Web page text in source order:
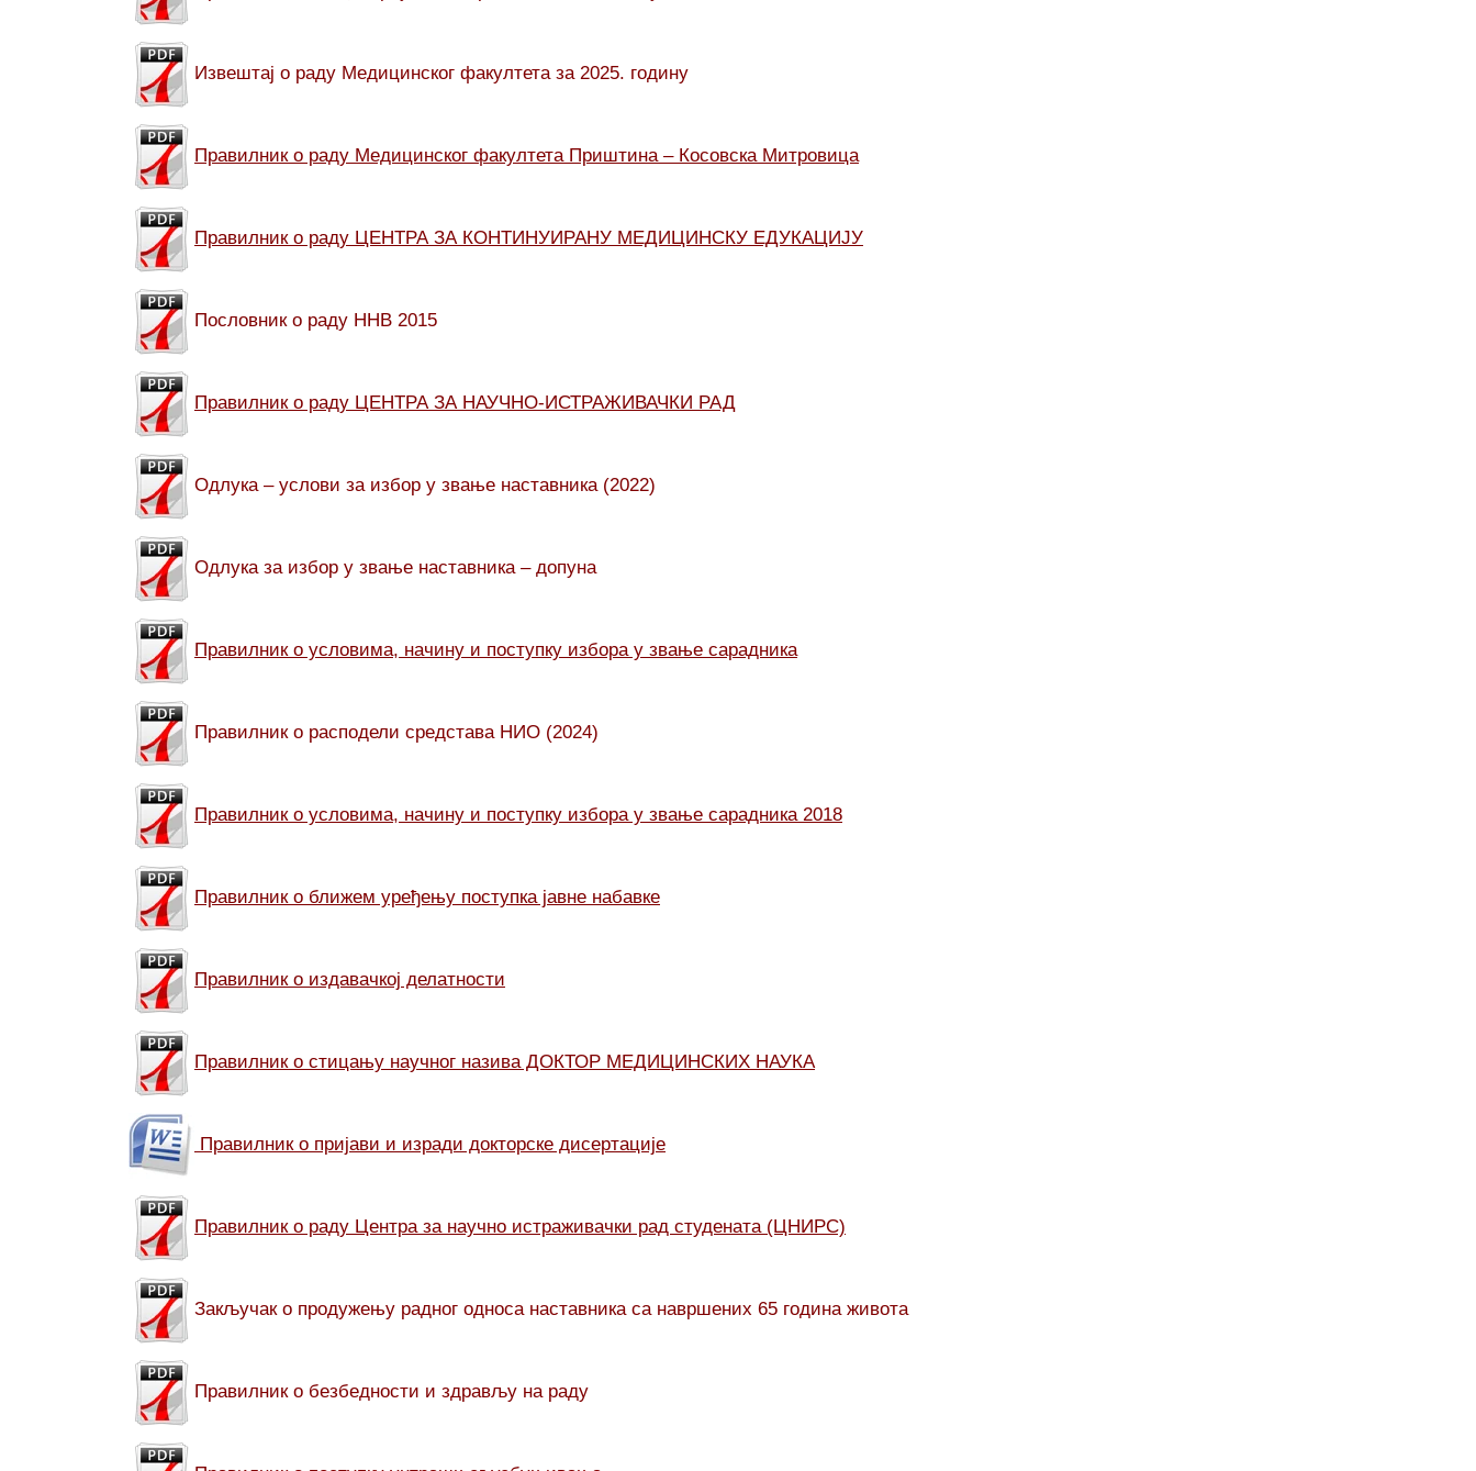
Извештај о раду Медицинског факултета за 2025. годину
Правилник о раду Медицинског факултета Приштина – Косовска Митровица
Правилник о раду ЦЕНТРА ЗА КОНТИНУИРАНУ МЕДИЦИНСКУ ЕДУКАЦИЈУ
Пословник о раду ННВ 2015
Правилник о раду ЦЕНТРА ЗА НАУЧНО-ИСТРАЖИВАЧКИ РАД
Одлука – услови за избор у звање наставника (2022)
Одлука за избор у звање наставника – допуна
Правилник о условима, начину и поступку избора у звање сарадника
Правилник о расподели средстава НИО (2024)
Правилник о условима, начину и поступку избора у звање сарадника 2018
Правилник о ближем уређењу поступка јавне набавке
Правилник о издавачкој делатности
Правилник о стицању научног назива ДОКТОР МЕДИЦИНСКИХ НАУКА
Правилник о пријави и изради докторске дисертације
Правилник о раду Центра за научно истраживачки рад студената (ЦНИРС)
Закључак о продужењу радног односа наставника са навршених 65 година живота
Правилник о безбедности и здрављу на раду